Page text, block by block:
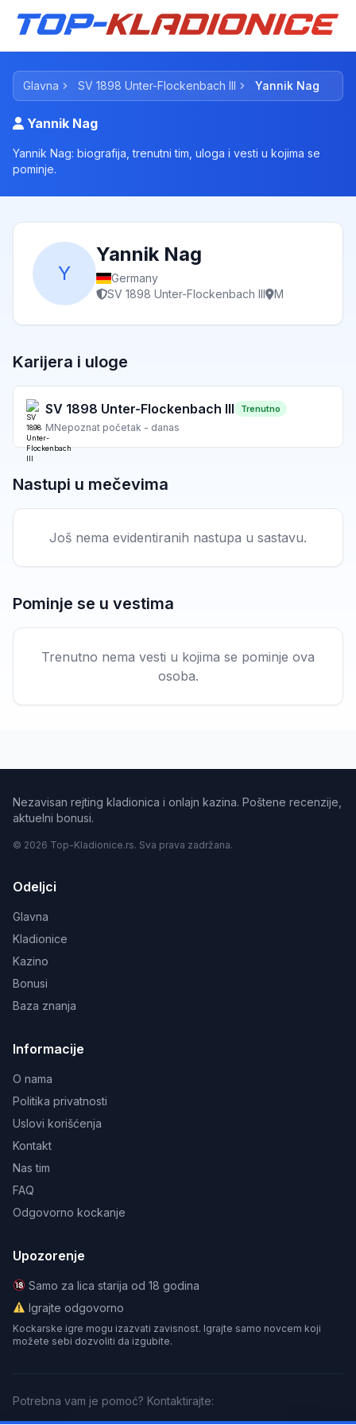
Glavna SV 1898 Unter-Flockenbach III Yannik Nag
Yannik Nag
Yannik Nag: biografija, trenutni tim, uloga i vesti u kojima se
pominje.
Y
Yannik Nag
Germany
SV 1898 Unter-Flockenbach III
M
Karijera i uloge
SV 1898 Unter-Flockenbach III Trenutno
MNepoznat početak - danas
Nastupi u mečevima
Još nema evidentiranih nastupa u sastavu.
Pominje se u vestima
Trenutno nema vesti u kojima se pominje ova
osoba.
Nezavisan rejting kladionica i onlajn kazina. Poštene recenzije,
aktuelni bonusi.
© 2026 Top-Kladionice.rs. Sva prava zadržana.
Odeljci
Glavna
Kladionice
Kazino
Bonusi
Baza znanja
Informacije
O nama
Politika privatnosti
Uslovi korišćenja
Kontakt
Nas tim
FAQ
Odgovorno kockanje
Upozorenje
Samo za lica starija od 18 godina
Igrajte odgovorno
Kockarske igre mogu izazvati zavisnost. Igrajte samo novcem koji
možete sebi dozvoliti da izgubite.
Potrebna vam je pomoć? Kontaktirajte: